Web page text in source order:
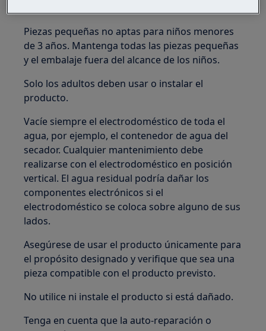
Piezas pequeñas no aptas para niños menores
de 3 años. Mantenga todas las piezas pequeñas
y el embalaje fuera del alcance de los niños.
Solo los adultos deben usar o instalar el
producto.
Vacíe siempre el electrodoméstico de toda el
agua, por ejemplo, el contenedor de agua del
secador. Cualquier mantenimiento debe
realizarse con el electrodoméstico en posición
vertical. El agua residual podría dañar los
componentes electrónicos si el
electrodoméstico se coloca sobre alguno de sus
lados.
Asegúrese de usar el producto únicamente para
el propósito designado y verifique que sea una
pieza compatible con el producto previsto.
No utilice ni instale el producto si está dañado.
Tenga en cuenta que la auto-reparación o